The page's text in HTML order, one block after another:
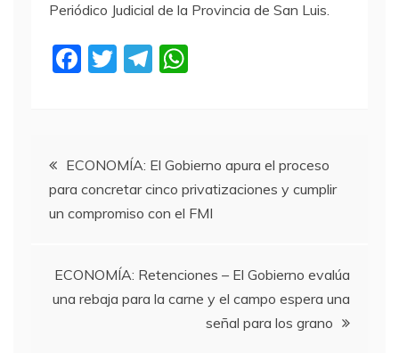
Periódico Judicial de la Provincia de San Luis.
F
b
o
o
T
T
a
m
A
p
p
Navegación
de
ECONOMÍA: El Gobierno apura el proceso
para concretar cinco privatizaciones y cumplir
un compromiso con el FMI
ECONOMÍA: Retenciones – El Gobierno evalúa
una rebaja para la carne y el campo espera una
señal para los grano